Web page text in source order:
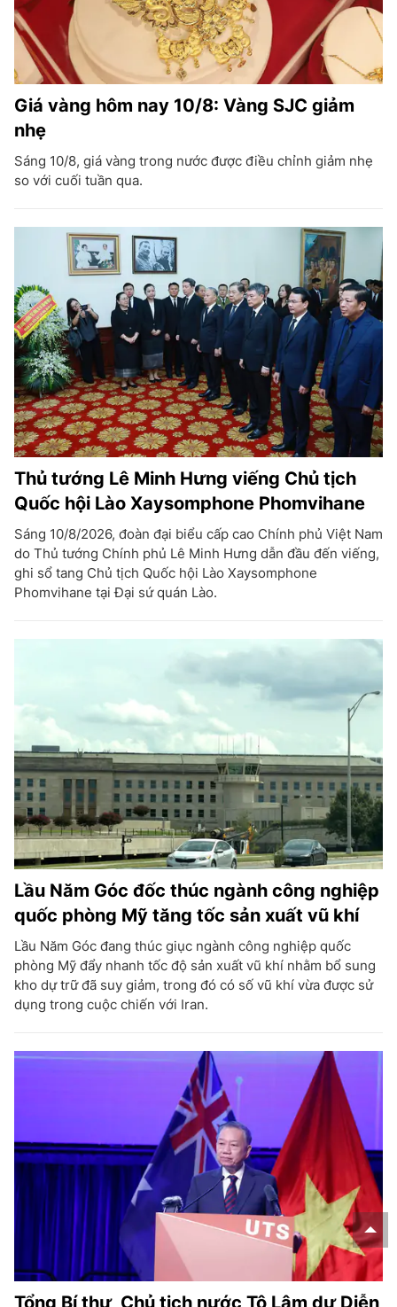
Giá vàng hôm nay 10/8: Vàng SJC giảm
nhẹ
Sáng 10/8, giá vàng trong nước được điều chỉnh giảm nhẹ
so với cuối tuần qua.
Thủ tướng Lê Minh Hưng viếng Chủ tịch
Quốc hội Lào Xaysomphone Phomvihane
Sáng 10/8/2026, đoàn đại biểu cấp cao Chính phủ Việt Nam
do Thủ tướng Chính phủ Lê Minh Hưng dẫn đầu đến viếng,
ghi sổ tang Chủ tịch Quốc hội Lào Xaysomphone
Phomvihane tại Đại sứ quán Lào.
Lầu Năm Góc đốc thúc ngành công nghiệp
quốc phòng Mỹ tăng tốc sản xuất vũ khí
Lầu Năm Góc đang thúc giục ngành công nghiệp quốc
phòng Mỹ đẩy nhanh tốc độ sản xuất vũ khí nhằm bổ sung
kho dự trữ đã suy giảm, trong đó có số vũ khí vừa được sử
dụng trong cuộc chiến với Iran.
Tổng Bí thư, Chủ tịch nước Tô Lâm dự Diễn